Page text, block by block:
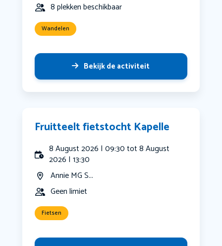
8 plekken beschikbaar
Wandelen
Bekijk de activiteit
Fruitteelt fietstocht Kapelle
8 August 2026 | 09:30 tot 8 August
2026 | 13:30
Annie MG S...
Geen limiet
Fietsen